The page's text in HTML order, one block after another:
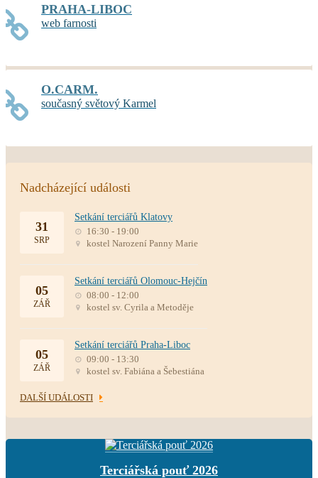
PRAHA-LIBOC
web farnosti
O.CARM.
současný světový Karmel
Nadcházející události
31
SRP
Setkání terciářů Klatovy
16:30 - 19:00
kostel Narození Panny Marie
05
ZÁŘ
Setkání terciářů Olomouc-Hejčín
08:00 - 12:00
kostel sv. Cyrila a Metoděje
05
ZÁŘ
Setkání terciářů Praha-Liboc
09:00 - 13:30
kostel sv. Fabiána a Šebestiána
DALŠÍ UDÁLOSTI
Terciářská pouť 2026